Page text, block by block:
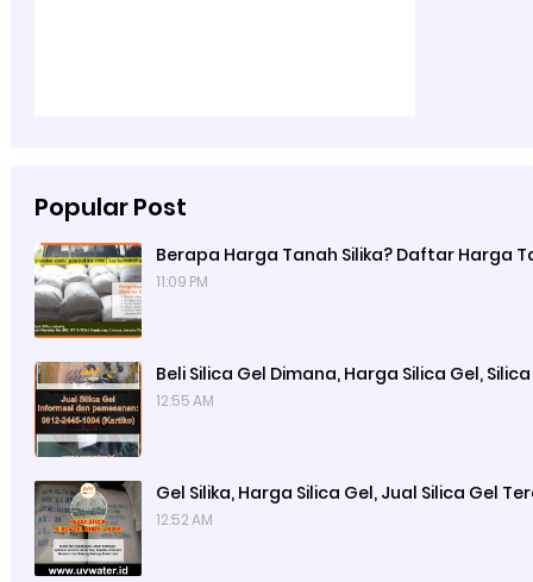
Popular Post
Berapa Harga Tanah Silika? Daftar Harga
11:09 PM
Beli Silica Gel Dimana, Harga Silica Gel,
12:55 AM
Gel Silika, Harga Silica Gel, Jual Silica Gel
12:52 AM